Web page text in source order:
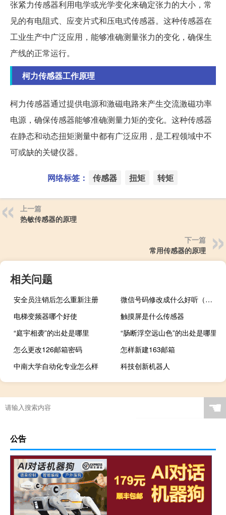
张紧力传感器利用电学或光学变化来确定张力的大小，常
见的有电阻式、应变片式和压电式传感器。这种传感器在
工业生产中广泛应用，能够准确测量张力的变化，确保生
产线的正常运行。
柯力传感器工作原理
柯力传感器通过提供电源和激磁电路来产生交流激磁功率
电源，确保传感器能够准确测量力矩的变化。这种传感器
在静态和动态扭矩测量中都有广泛应用，是工程领域中不
可或缺的关键仪器。
网络标签： 传感器 扭矩 转矩
上一篇
热敏传感器的原理
下一篇
常用传感器的原理
相关问题
安全员注销后怎么重新注册
微信号码修改成什么好听（微信号码怎么修改有意义）
电梯变频器哪个好使
触摸屏是什么传感器
“庭宇相袭”的出处是哪里
“肠断浮空远山色”的出处是哪里
怎么更改126邮箱密码
怎样新建163邮箱
中南大学自动化专业怎么样
科技创新机器人
☚
公告